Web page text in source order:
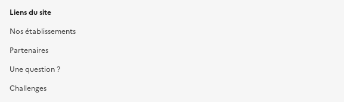
Liens du site
Nos établissements
Partenaires
Une question ?
Challenges